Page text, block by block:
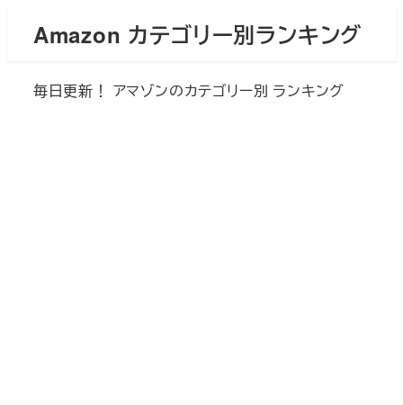
Amazon カテゴリー別ランキング
毎日更新！ アマゾンのカテゴリー別 ランキング